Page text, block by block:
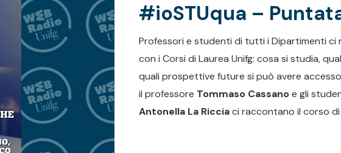
#ioSTUqua –
Professori e studenti di tutti i Dipartimenti ci
con i Corsi di Laurea Unifg: cosa si studia,
quali prospettive future si può avere
il professore Tommaso Cassanoe gli
Antonella La Ricciaci raccontano il corso di